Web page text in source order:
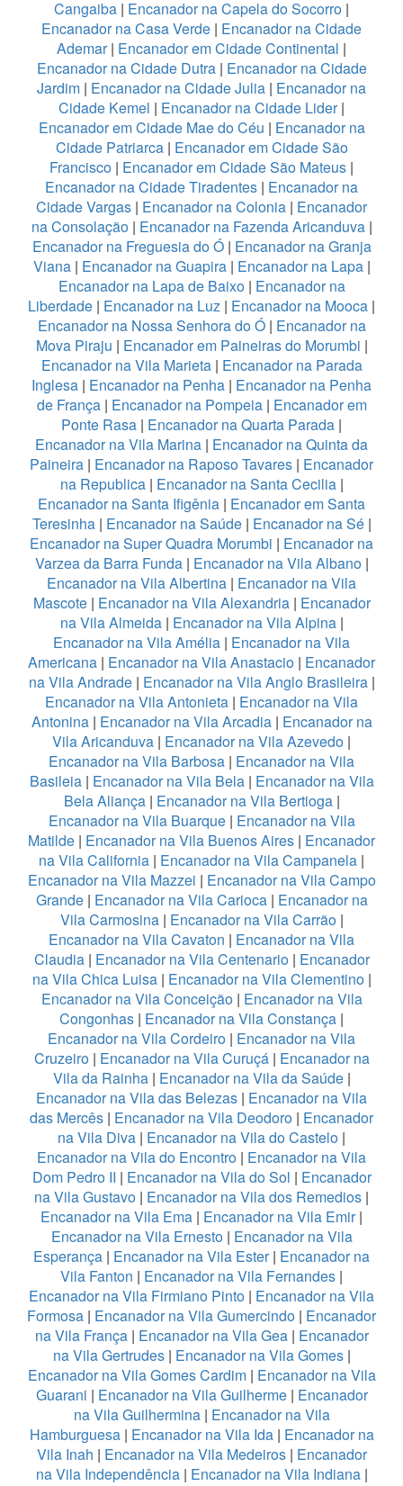
Cangaiba | Encanador na Capela do Socorro |
Encanador na Casa Verde | Encanador na Cidade
Ademar| Encanador em Cidade Continental |
Encanador na Cidade Dutra | Encanador na Cidade
Jardim | Encanador na Cidade Julia | Encanador na
Cidade Kemel | Encanador na Cidade Lider|
Encanador em Cidade Mae do Céu | Encanador na
Cidade Patriarca| Encanador em Cidade São
Francisco | Encanador em Cidade São Mateus |
Encanador na Cidade Tiradentes | Encanador na
Cidade Vargas | Encanador na Colonia | Encanador
na Consolação | Encanador na Fazenda Aricanduva|
Encanador na Freguesia do Ó| Encanador na Granja
Viana| Encanador na Guapira| Encanador na Lapa|
Encanador na Lapa de Baixo | Encanador na
Liberdade | Encanador na Luz | Encanador na Mooca |
Encanador na Nossa Senhora do Ó| Encanador na
Mova Piraju | Encanador em Paineiras do Morumbi |
Encanador na Vila Marieta| Encanador na Parada
Inglesa | Encanador na Penha | Encanador na Penha
de França | Encanador na Pompeia| Encanador em
Ponte Rasa | Encanador na Quarta Parada |
Encanador na Vila Marina | Encanador na Quinta da
Paineira | Encanador na Raposo Tavares | Encanador
na Republica| Encanador na Santa Cecilia|
Encanador na Santa Ifigênia | Encanador em Santa
Teresinha| Encanador na Saúde| Encanador na Sé|
Encanador na Super Quadra Morumbi | Encanador na
Varzea da Barra Funda| Encanador na Vila Albano|
Encanador na Vila Albertina | Encanador na Vila
Mascote| Encanador na Vila Alexandria| Encanador
na Vila Almeida | Encanador na Vila Alpina |
Encanador na Vila Amélia | Encanador na Vila
Americana | Encanador na Vila Anastacio | Encanador
na Vila Andrade| Encanador na Vila Anglo Brasileira|
Encanador na Vila Antonieta | Encanador na Vila
Antonina| Encanador na Vila Arcadia | Encanador na
Vila Aricanduva | Encanador na Vila Azevedo |
Encanador na Vila Barbosa | Encanador na Vila
Basileia| Encanador na Vila Bela| Encanador na Vila
Bela Aliança| Encanador na Vila Bertioga|
Encanador na Vila Buarque| Encanador na Vila
Matilde | Encanador na Vila Buenos Aires | Encanador
na Vila California | Encanador na Vila Campanela |
Encanador na Vila Mazzei | Encanador na Vila Campo
Grande| Encanador na Vila Carioca| Encanador na
Vila Carmosina| Encanador na Vila Carrão|
Encanador na Vila Cavaton | Encanador na Vila
Claudia| Encanador na Vila Centenario| Encanador
na Vila Chica Luisa | Encanador na Vila Clementino|
Encanador na Vila Conceição| Encanador na Vila
Congonhas | Encanador na Vila Constança |
Encanador na Vila Cordeiro | Encanador na Vila
Cruzeiro | Encanador na Vila Curuçá | Encanador na
Vila da Rainha | Encanador na Vila da Saúde|
Encanador na Vila das Belezas | Encanador na Vila
das Mercês | Encanador na Vila Deodoro | Encanador
na Vila Diva | Encanador na Vila do Castelo |
Encanador na Vila do Encontro | Encanador na Vila
Dom Pedro II | Encanador na Vila do Sol | Encanador
na Vila Gustavo | Encanador na Vila dos Remedios |
Encanador na Vila Ema | Encanador na Vila Emir|
Encanador na Vila Ernesto| Encanador na Vila
Esperança | Encanador na Vila Ester| Encanador na
Vila Fanton | Encanador na Vila Fernandes |
Encanador na Vila Firmiano Pinto | Encanador na Vila
Formosa | Encanador na Vila Gumercindo | Encanador
na Vila França| Encanador na Vila Gea| Encanador
na Vila Gertrudes| Encanador na Vila Gomes|
Encanador na Vila Gomes Cardim| Encanador na Vila
Guarani | Encanador na Vila Guilherme| Encanador
na Vila Guilhermina| Encanador na Vila
Hamburguesa| Encanador na Vila Ida| Encanador na
Vila Inah | Encanador na Vila Medeiros| Encanador
na Vila Independência| Encanador na Vila Indiana|